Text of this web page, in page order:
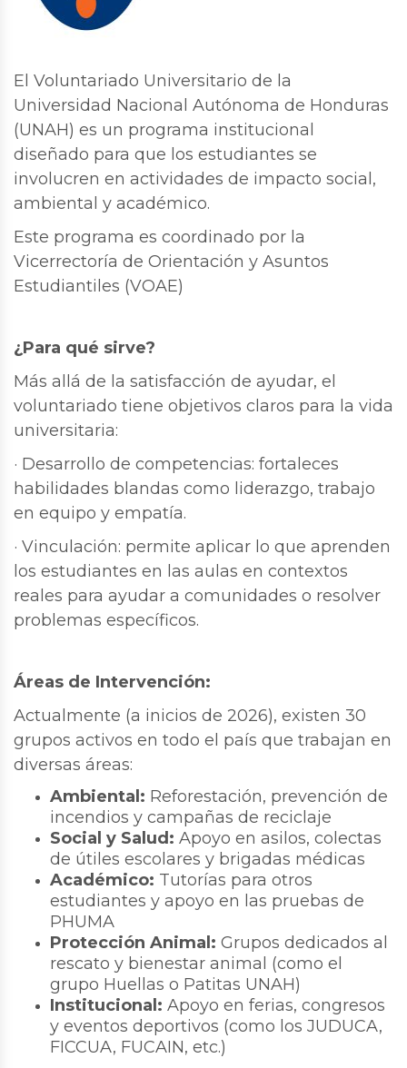
El Voluntariado Universitario de la
Universidad Nacional Autónoma de Honduras
(UNAH) es un programa institucional
diseñado para que los estudiantes se
involucren en actividades de impacto social,
ambiental y académico.
Este programa es coordinado por la
Vicerrectoría de Orientación y Asuntos
Estudiantiles (VOAE)
¿Para qué sirve?
Más allá de la satisfacción de ayudar, el
voluntariado tiene objetivos claros para la vida
universitaria:
· Desarrollo de competencias: fortaleces
habilidades blandas como liderazgo, trabajo
en equipo y empatía.
· Vinculación: permite aplicar lo que aprenden
los estudiantes en las aulas en contextos
reales para ayudar a comunidades o resolver
problemas específicos.
Áreas de Intervención:
Actualmente (a inicios de 2026), existen 30
grupos activos en todo el país que trabajan en
diversas áreas:
Ambiental: Reforestación, prevención de
incendios y campañas de reciclaje
Social y Salud: Apoyo en asilos, colectas
de útiles escolares y brigadas médicas
Académico: Tutorías para otros
estudiantes y apoyo en las pruebas de
PHUMA
Protección Animal: Grupos dedicados al
rescato y bienestar animal (como el
grupo Huellas o Patitas UNAH)
Institucional: Apoyo en ferias, congresos
y eventos deportivos (como los JUDUCA,
FICCUA, FUCAIN, etc.)